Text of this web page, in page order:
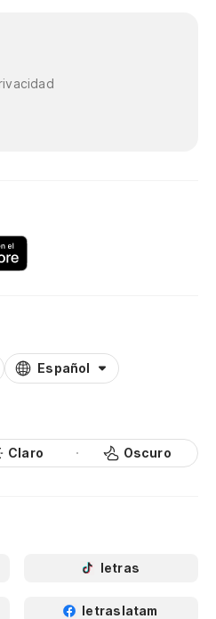
Español
Claro Oscuro
letras
letraslatam